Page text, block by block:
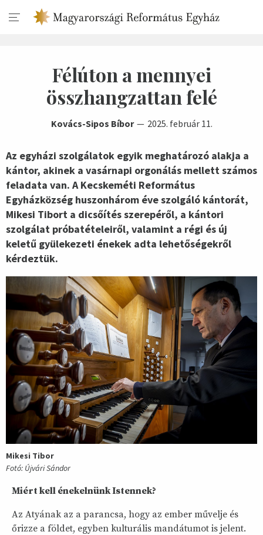
Félúton a mennyei
összhangzattan felé
Kovács-Sipos Bíbor 2025. február 11.
Az egyházi szolgálatok egyik meghatározó alakja a
kántor, akinek a vasárnapi orgonálás mellett számos
feladata van. A Kecskeméti Református
Egyházközség huszonhárom éve szolgáló kántorát,
Mikesi Tibort a dicsőítés szerepéről, a kántori
szolgálat próbatételeiről, valamint a régi és új
keletű gyülekezeti énekek adta lehetőségekről
kérdeztük.
Mikesi Tibor
Fotó: Újvári Sándor
Miért kell énekelnünk Istennek?
Az Atyának az a parancsa, hogy az ember művelje és
őrizze a földet, egyben kulturális mandátumot is jelent.